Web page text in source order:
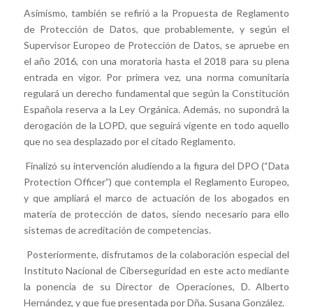
Asimismo, también se refirió a la Propuesta de Reglamento
de Protección de Datos, que probablemente, y según el
Supervisor Europeo de Protección de Datos, se apruebe en
el año 2016, con una moratoria hasta el 2018 para su plena
entrada en vigor. Por primera vez, una norma comunitaria
regulará un derecho fundamental que según la Constitución
Española reserva a la Ley Orgánica. Además, no supondrá la
derogación de la LOPD, que seguirá vigente en todo aquello
que no sea desplazado por el citado Reglamento.
Finalizó su intervención aludiendo a la figura del DPO (“Data
Protection Officer”) que contempla el Reglamento Europeo,
y que ampliará el marco de actuación de los abogados en
materia de protección de datos, siendo necesario para ello
sistemas de acreditación de competencias.
Posteriormente, disfrutamos de la colaboración especial del
Instituto Nacional de Ciberseguridad en este acto mediante
la ponencia de su Director de Operaciones, D. Alberto
Hernández, y que fue presentada por Dña. Susana González.